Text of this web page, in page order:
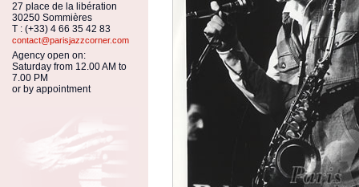
27 place de la libération
30250 Sommières
T : (+33) 4 66 35 42 83
contact@parisjazzcorner.com
Agency open on:
Saturday from 12.00 AM to
7.00 PM
or by appointment